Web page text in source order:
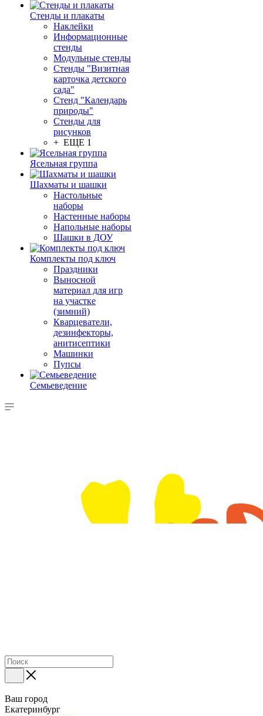
Стенды и плакаты
Наклейки
Информационные
стенды
Модульные стенды
Стенды "Визитная
карточка детского
сада"
Стенд "Календарь
природы"
Стенды для
рисунков
+ ЕЩЕ 1
Ясельная группа
Шахматы и шашки
Настольные
наборы
Настенные наборы
Напольные наборы
Шашки в ДОУ
Комплекты под ключ
Праздники
Выносной
материал для игр
на участке
(зимний)
Кварцеватели,
дезинфекторы,
анитисептики
Машинки
Пупсы
Семьеведение
Ваш город
Екатеринбург